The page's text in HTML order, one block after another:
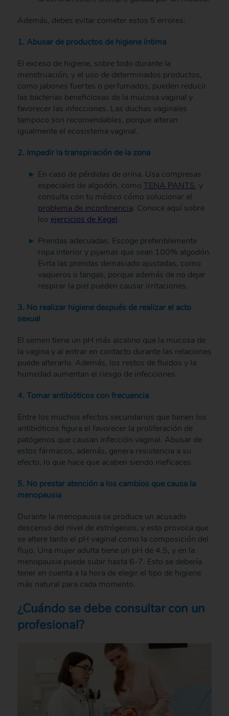
Además, debes evitar cometer estos 5 errores:
1. Abusar de productos de higiene íntima
El exceso de higiene, sobre todo durante la
menstruación, y el uso de determinados productos,
como jabones fuertes o perfumados, pueden reducir
las bacterias beneficiosas de la mucosa vaginal y
favorecer las infecciones. Las duchas vaginales
tampoco son recomendables, porque alteran
igualmente el ecosistema vaginal.
2. Impedir la transpiración de la zona
En caso de pérdidas de orina. Usa compresas
especiales de algodón, como TENA PANTSy
consulta con tu médico cómo solucionar el
problema de incontinencia. Conoce aquí sobre
los ejercicios de Kegel.
Prendas adecuadas. Escoge preferiblemente
ropa interior y pijamas que sean 100% algodón.
Evita las prendas demasiado ajustadas, como
vaqueros o tangas, porque además de no dejar
respirar la piel pueden causar irritaciones.
3. No realizar higiene después de realizar el acto
sexual
El semen tiene un pH más alcalino que la mucosa de
la vagina y al entrar en contacto durante las relaciones
puede alterarlo. Además, los restos de fluidos y la
humedad aumentan el riesgo de infecciones.
4. Tomar antibióticos con frecuencia
Entre los muchos efectos secundarios que tienen los
antibióticos figura el favorecer la proliferación de
patógenos que causan infección vaginal. Abusar de
estos fármacos, además, genera resistencia a su
efecto, lo que hace que acaben siendo ineficaces.
5. No prestar atención a los cambios que causa la
menopausia
Durante la menopausia se produce un acusado
descenso del nivel de estrógenos, y esto provoca que
se altere tanto el pH vaginal como la composición del
flujo. Una mujer adulta tiene un pH de 4,5, y en la
menopausia puede subir hasta 6-7. Esto se debería
tener en cuenta a la hora de elegir el tipo de higiene
más natural para cada momento.
¿Cuándo se debe consultar con un
profesional?